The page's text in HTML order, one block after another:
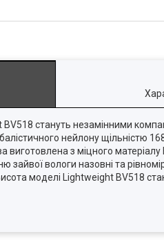
стануть незамінними
балістичного нейлону щільністю
виготовлена ​​з міцного
зайвої вологи назовні та
моделі Lightweight BV518